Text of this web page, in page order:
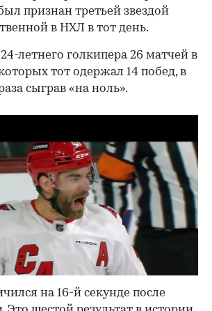
признан третьей звездой
в НХЛ в тот день.
00:00
летнего голкипера 26 матчей в
тот одержал 14 побед, в
сыграв «на ноль».
на 16-й секунде после